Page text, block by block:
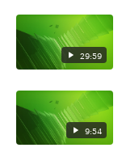
29:59
9:54